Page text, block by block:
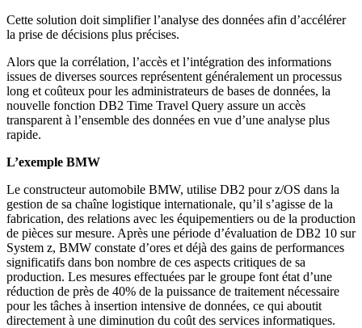
Cette solution doit simplifier l’analyse des données afin d’accélérer
la prise de décisions plus précises.
Alors que la corrélation, l’accès et l’intégration des informations
issues de diverses sources représentent généralement un processus
long et coûteux pour les administrateurs de bases de données, la
nouvelle fonction DB2 Time Travel Query assure un accès
transparent à l’ensemble des données en vue d’une analyse plus
rapide.
L’exemple BMW
Le constructeur automobile BMW, utilise DB2 pour z/OS dans la
gestion de sa chaîne logistique internationale, qu’il s’agisse de la
fabrication, des relations avec les équipementiers ou de la production
de pièces sur mesure. Après une période d’évaluation de DB2 10 sur
System z, BMW constate d’ores et déjà des gains de performances
significatifs dans bon nombre de ces aspects critiques de sa
production. Les mesures effectuées par le groupe font état d’une
réduction de près de 40% de la puissance de traitement nécessaire
pour les tâches à insertion intensive de données, ce qui aboutit
directement à une diminution du coût des services informatiques.